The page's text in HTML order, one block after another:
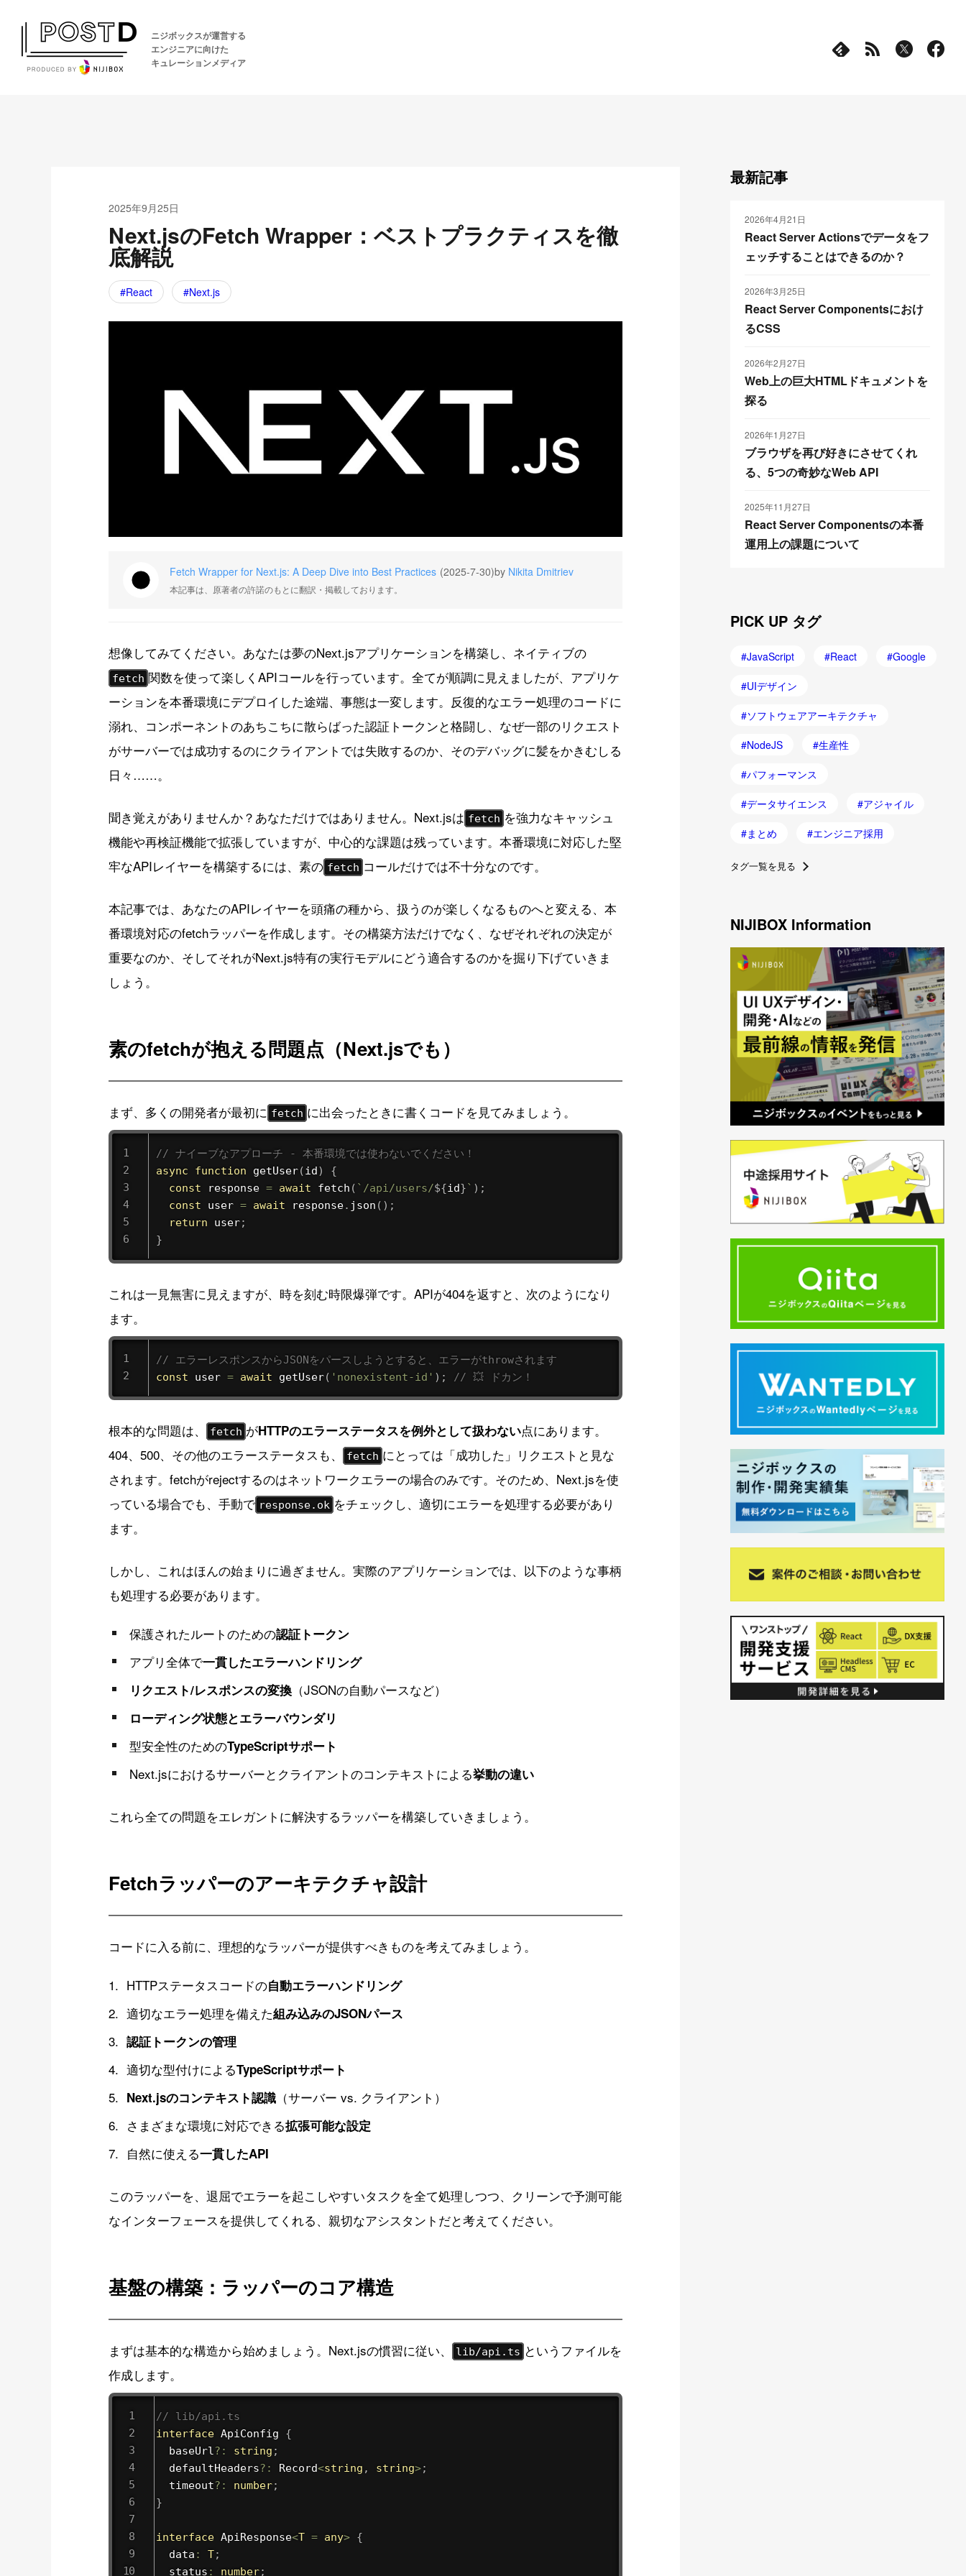
ニジボックスが運営する
エンジニアに向けた
キュレーションメディア
2025年9月25日
Next.jsのFetch Wrapper：ベストプラクティスを徹
底解説
React Next.js
Fetch Wrapper for Next.js: A Deep Dive into Best Practices (2025-7-30)by Nikita Dmitriev
本記事は、原著者の許諾のもとに翻訳・掲載しております。
想像してみてください。あなたは夢のNext.jsアプリケーションを構築し、ネイティブの
fetch 関数を使って楽しくAPIコールを行っています。全てが順調に見えましたが、アプリケ
ーションを本番環境にデプロイした途端、事態は一変します。反復的なエラー処理のコードに
溺れ、コンポーネントのあちこちに散らばった認証トークンと格闘し、なぜ一部のリクエスト
がサーバーでは成功するのにクライアントでは失敗するのか、そのデバッグに髪をかきむしる
日々……。
聞き覚えがありませんか？あなただけではありません。Next.jsは fetch を強力なキャッシュ
機能や再検証機能で拡張していますが、中心的な課題は残っています。本番環境に対応した堅
牢なAPIレイヤーを構築するには、素の fetch コールだけでは不十分なのです。
本記事では、あなたのAPIレイヤーを頭痛の種から、扱うのが楽しくなるものへと変える、本
番環境対応のfetchラッパーを作成します。その構築方法だけでなく、なぜそれぞれの決定が
重要なのか、そしてそれがNext.js特有の実行モデルにどう適合するのかを掘り下げていきま
しょう。
素のfetchが抱える問題点（Next.jsでも）
まず、多くの開発者が最初に fetch に出会ったときに書くコードを見てみましょう。
// ナイーブなアプローチ - 本番環境では使わないでください！
async
function getUser(id)
{
const response = await fetch ( ` /api/users/${id}` ) ;
const user = await response. json ( ) ;
return user;
}
これは一見無害に見えますが、時を刻む時限爆弾です。APIが404を返すと、次のようになり
ます。
// エラーレスポンスからJSONをパースしようとすると、エラーがthrowされます
const user = await getUser( 'nonexistent-id' ) ; // 💥 ドカン！
根本的な問題は、 fetch がHTTPのエラーステータスを例外として扱わない点にあります。
404、500、その他のエラーステータスも、 fetch にとっては「成功した」リクエストと見な
されます。fetchがrejectするのはネットワークエラーの場合のみです。そのため、Next.jsを使
っている場合でも、手動で response.ok をチェックし、適切にエラーを処理する必要があり
ます。
しかし、これはほんの始まりに過ぎません。実際のアプリケーションでは、以下のような事柄
も処理する必要があります。
保護されたルートのための認証トークン
アプリ全体で一貫したエラーハンドリング
リクエスト/レスポンスの変換 （JSONの自動パースなど）
ローディング状態とエラーバウンダリ
型安全性のためのTypeScriptサポート
Next.jsにおけるサーバーとクライアントのコンテキストによる挙動の違い
これら全ての問題をエレガントに解決するラッパーを構築していきましょう。
Fetchラッパーのアーキテクチャ設計
コードに入る前に、理想的なラッパーが提供すべきものを考えてみましょう。
HTTPステータスコードの自動エラーハンドリング
適切なエラー処理を備えた組み込みのJSONパース
認証トークンの管理
適切な型付けによるTypeScriptサポート
Next.jsのコンテキスト認識 （サーバー vs. クライアント）
さまざまな環境に対応できる拡張可能な設定
自然に使える一貫したAPI
このラッパーを、退屈でエラーを起こしやすいタスクを全て処理しつつ、クリーンで予測可能
なインターフェースを提供してくれる、親切なアシスタントだと考えてください。
基盤の構築：ラッパーのコア構造
まずは基本的な構造から始めましょう。Next.jsの慣習に従い、 lib/api.ts というファイルを
作成します。
// lib/api.ts
interface ApiConfig
{
  baseUrl
? : string ;
  defaultHeaders
? : Record<string , string>;
  timeout
? : number;
}
interface ApiResponse<T = any> {
  data
: T;
  status
: number;
最新記事
2026年4月21日
React Server Actionsでデータをフ
ェッチすることはできるのか？
2026年3月25日
React Server Componentsにおけ
るCSS
2026年2月27日
Web上の巨大HTMLドキュメントを
探る
2026年1月27日
ブラウザを再び好きにさせてくれ
る、5つの奇妙なWeb API
2025年11月27日
React Server Componentsの本番
運用上の課題について
PICK UP タグ
JavaScript React Google
UIデザイン
ソフトウェアアーキテクチャ
NodeJS 生産性
パフォーマンス
データサイエンス アジャイル
まとめ エンジニア採用
タグ一覧を見る
NIJIBOX Information